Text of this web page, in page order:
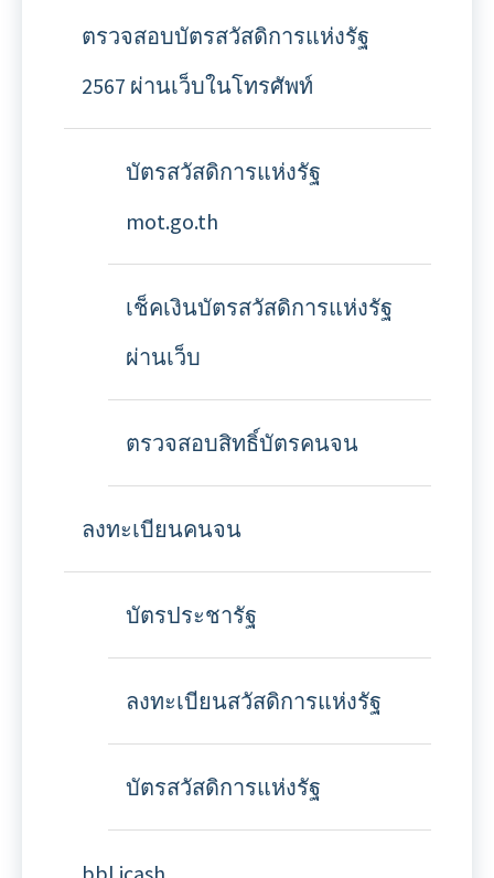
ตรวจสอบบัตรสวัสดิการแห่งรัฐ
2567 ผ่านเว็บในโทรศัพท์
บัตรสวัสดิการแห่งรัฐ
mot.go.th
เช็คเงินบัตรสวัสดิการแห่งรัฐ
ผ่านเว็บ
ตรวจสอบสิทธิ์บัตรคนจน
ลงทะเบียนคนจน
บัตรประชารัฐ
ลงทะเบียนสวัสดิการแห่งรัฐ
บัตรสวัสดิการแห่งรัฐ